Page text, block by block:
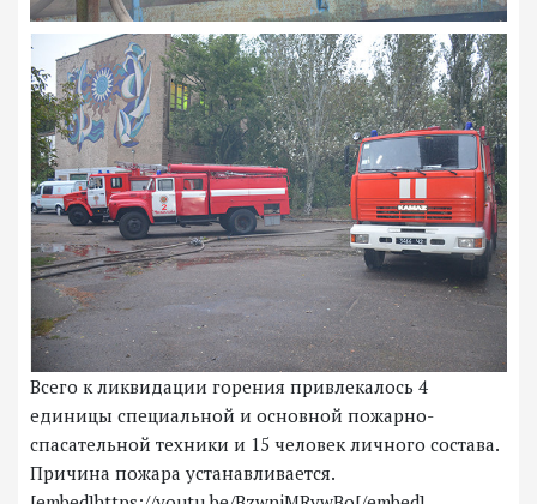
Всего к ликвидации горения привлекалось 4
единицы специальной и основной пожарно-
спасательной техники и 15 человек личного состава.
Причина пожара устанавливается.